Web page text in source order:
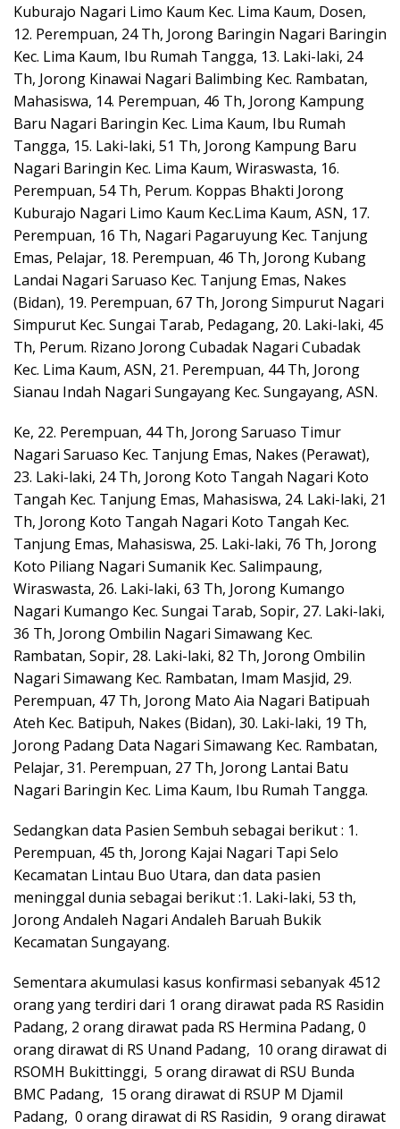
Kuburajo Nagari Limo Kaum Kec. Lima Kaum, Dosen,
12. Perempuan, 24 Th, Jorong Baringin Nagari Baringin
Kec. Lima Kaum, Ibu Rumah Tangga, 13. Laki-laki, 24
Th, Jorong Kinawai Nagari Balimbing Kec. Rambatan,
Mahasiswa, 14. Perempuan, 46 Th, Jorong Kampung
Baru Nagari Baringin Kec. Lima Kaum, Ibu Rumah
Tangga, 15. Laki-laki, 51 Th, Jorong Kampung Baru
Nagari Baringin Kec. Lima Kaum, Wiraswasta, 16.
Perempuan, 54 Th, Perum. Koppas Bhakti Jorong
Kuburajo Nagari Limo Kaum Kec.Lima Kaum, ASN, 17.
Perempuan, 16 Th, Nagari Pagaruyung Kec. Tanjung
Emas, Pelajar, 18. Perempuan, 46 Th, Jorong Kubang
Landai Nagari Saruaso Kec. Tanjung Emas, Nakes
(Bidan), 19. Perempuan, 67 Th, Jorong Simpurut Nagari
Simpurut Kec. Sungai Tarab, Pedagang, 20. Laki-laki, 45
Th, Perum. Rizano Jorong Cubadak Nagari Cubadak
Kec. Lima Kaum, ASN, 21. Perempuan, 44 Th, Jorong
Sianau Indah Nagari Sungayang Kec. Sungayang, ASN.
Ke, 22. Perempuan, 44 Th, Jorong Saruaso Timur
Nagari Saruaso Kec. Tanjung Emas, Nakes (Perawat),
23. Laki-laki, 24 Th, Jorong Koto Tangah Nagari Koto
Tangah Kec. Tanjung Emas, Mahasiswa, 24. Laki-laki, 21
Th, Jorong Koto Tangah Nagari Koto Tangah Kec.
Tanjung Emas, Mahasiswa, 25. Laki-laki, 76 Th, Jorong
Koto Piliang Nagari Sumanik Kec. Salimpaung,
Wiraswasta, 26. Laki-laki, 63 Th, Jorong Kumango
Nagari Kumango Kec. Sungai Tarab, Sopir, 27. Laki-laki,
36 Th, Jorong Ombilin Nagari Simawang Kec.
Rambatan, Sopir, 28. Laki-laki, 82 Th, Jorong Ombilin
Nagari Simawang Kec. Rambatan, Imam Masjid, 29.
Perempuan, 47 Th, Jorong Mato Aia Nagari Batipuah
Ateh Kec. Batipuh, Nakes (Bidan), 30. Laki-laki, 19 Th,
Jorong Padang Data Nagari Simawang Kec. Rambatan,
Pelajar, 31. Perempuan, 27 Th, Jorong Lantai Batu
Nagari Baringin Kec. Lima Kaum, Ibu Rumah Tangga.
Sedangkan data Pasien Sembuh sebagai berikut : 1.
Perempuan, 45 th, Jorong Kajai Nagari Tapi Selo
Kecamatan Lintau Buo Utara, dan data pasien
meninggal dunia sebagai berikut :1. Laki-laki, 53 th,
Jorong Andaleh Nagari Andaleh Baruah Bukik
Kecamatan Sungayang.
Sementara akumulasi kasus konfirmasi sebanyak 4512
orang yang terdiri dari 1 orang dirawat pada RS Rasidin
Padang, 2 orang dirawat pada RS Hermina Padang, 0
orang dirawat di RS Unand Padang, 10 orang dirawat di
RSOMH Bukittinggi, 5 orang dirawat di RSU Bunda
BMC Padang, 15 orang dirawat di RSUP M Djamil
Padang, 0 orang dirawat di RS Rasidin, 9 orang dirawat